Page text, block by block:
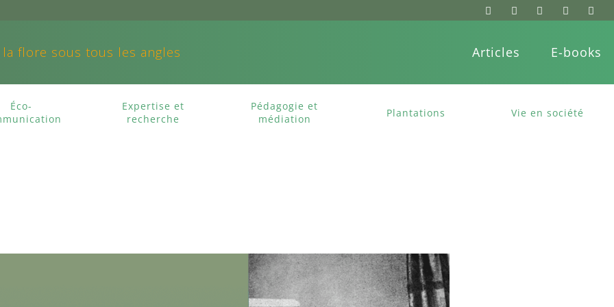
flore sous tous les angles Articles E-books
Éco-
Expertise et
recherche
Pédagogie et
médiation
Plantations Vie en société